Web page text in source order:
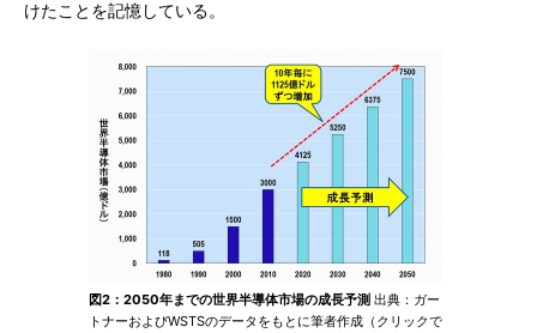
けたことを記憶している。
図2：2050年までの世界半導体市場の成長予測 出典：ガー
トナーおよびWSTSのデータをもとに筆者作成（クリックで